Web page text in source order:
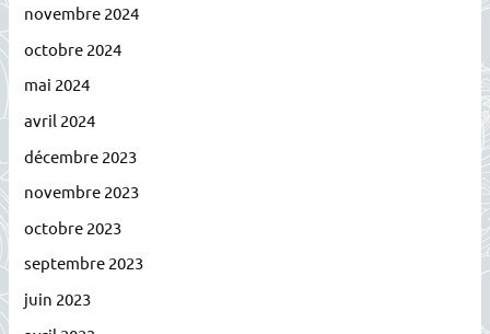
novembre 2024
octobre 2024
mai 2024
avril 2024
décembre 2023
novembre 2023
octobre 2023
septembre 2023
juin 2023